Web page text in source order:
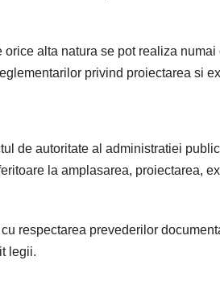
alta natura se pot realiza
privind proiectarea si
de autoritate al administratiei
la amplasarea, proiectarea,
respectarea prevederilor
legii.